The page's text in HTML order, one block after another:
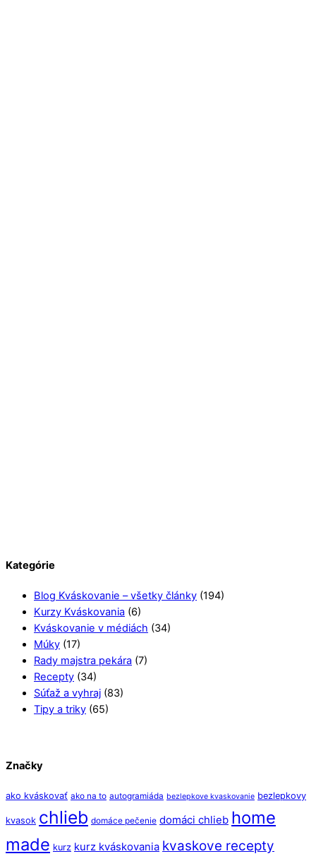
Kategórie
Blog Kváskovanie – všetky články (194)
Kurzy Kváskovania (6)
Kváskovanie v médiách (34)
Múky (17)
Rady majstra pekára (7)
Recepty (34)
Súťaž a vyhraj (83)
Tipy a triky (65)
Značky
ako kváskovať ako na to autogramiáda bezlepkove kvaskovanie bezlepkovy
kvasok chlieb domáce pečenie domáci chlieb home
made kurz kurz kváskovania kvaskove recepty